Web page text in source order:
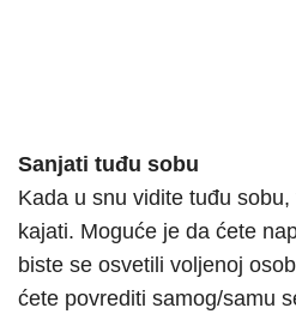
Sanjati tuđu sobu
Kada u snu vidite tuđu
kajati. Moguće je da ćete
biste se osvetili voljenoj
ćete povrediti samog/samu